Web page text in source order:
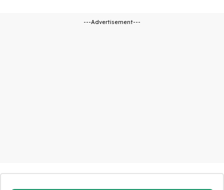
---Advertisement---